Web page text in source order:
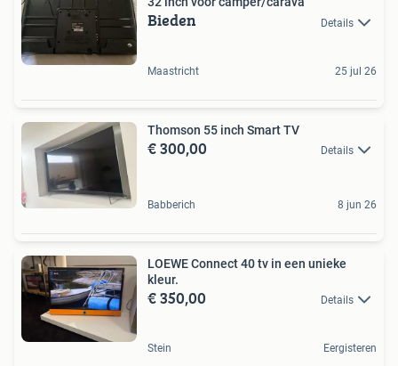
Bieden Details
Maastricht 25 jul 26
Thomson 55 inch Smart TV
€ 300,00 Details
Babberich 8 jun 26
LOEWE Connect 40 tv in een unieke
kleur.
€ 350,00 Details
Stein Eergisteren